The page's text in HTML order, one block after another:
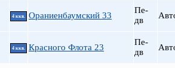
4 ккв. Ораниенбаумский 33
Пе-
дв
4 ккв. Красного Флота 23
Пе-
дв